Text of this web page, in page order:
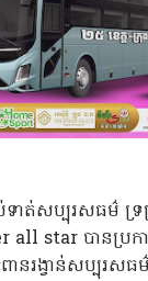
សប្បុរសធម៌ ទ្រទ្
all star បានប្រ
នរង្វាន់សប្បុរសធម៌